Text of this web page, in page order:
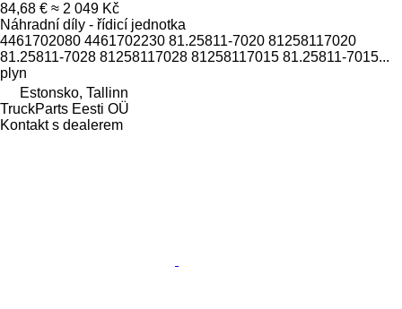
84,68 € ≈ 2 049 Kč
Náhradní díly - řídicí jednotka
4461702080 4461702230 81.25811-7020 81258117020
81.25811-7028 81258117028 81258117015 81.25811-7015...
plyn
Estonsko, Tallinn
TruckParts Eesti OÜ
Kontakt s dealerem